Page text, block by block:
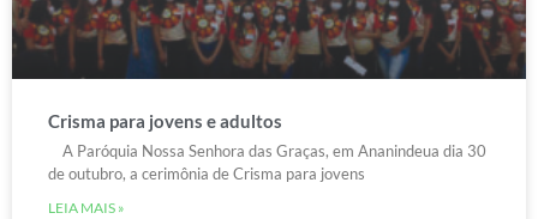
Crisma para jovens e adultos
A Paróquia Nossa Senhora das Graças, em Ananindeua dia 30
de outubro, a cerimônia de Crisma para jovens
LEIA MAIS »